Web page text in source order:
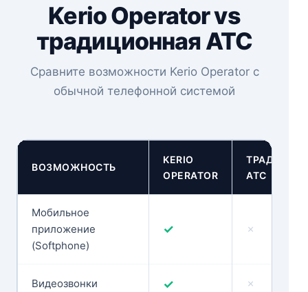
Kerio Operator vs
традиционная АТС
Сравните возможности Kerio Operator с
обычной телефонной системой
ВОЗМОЖНОСТЬ
KERIO
OPERATOR
АТС
Мобильное
приложение
(Softphone)
✓ ✗
Видеозвонки ✓ ✗